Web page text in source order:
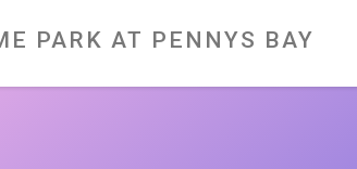
PARK AT PENNYS BAY